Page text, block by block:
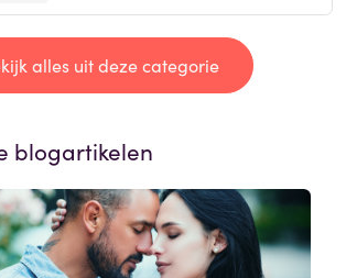
alles uit deze categorie
blogartikelen